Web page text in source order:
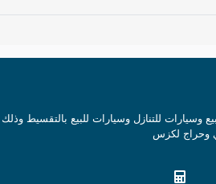
للتنازل وسيارات للبيع بالتقسيط
وحراج لكزس